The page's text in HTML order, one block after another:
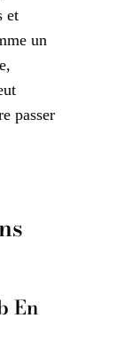
et
un
passer
En